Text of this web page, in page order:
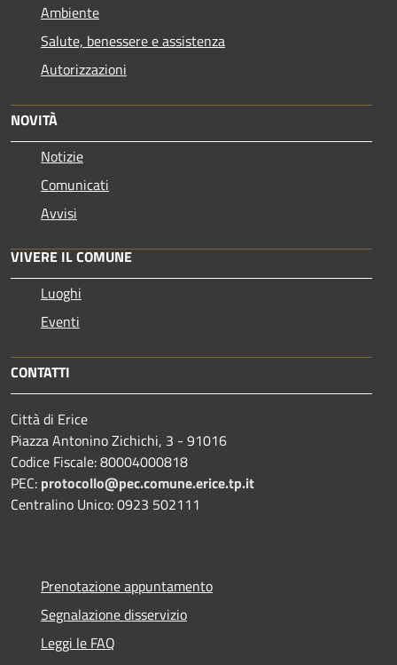
Ambiente
Salute, benessere e assistenza
Autorizzazioni
NOVITÀ
Notizie
Comunicati
Avvisi
VIVERE IL COMUNE
Luoghi
Eventi
CONTATTI
Città di Erice
Piazza Antonino Zichichi, 3 - 91016
Codice Fiscale: 80004000818
PEC: protocollo@pec.comune.erice.tp.it
Centralino Unico: 0923 502111
Prenotazione appuntamento
Segnalazione disservizio
Leggi le FAQ